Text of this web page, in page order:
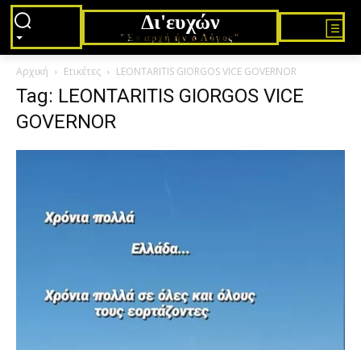
Δι'ευχών
"Εν αρχή ήν ο Λόγος"
Αρχική Ετικέτες LEONTARITIS GIORGOS VICE GOVERNOR
Tag: LEONTARITIS GIORGOS VICE
GOVERNOR